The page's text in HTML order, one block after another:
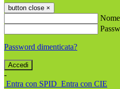
button close ×
Password dimenticata?
-
Entra con SPID Entra con CIE